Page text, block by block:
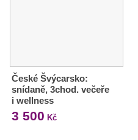
České Švýcarsko:
snídaně, 3chod. večeře
i wellness
3 500 Kč